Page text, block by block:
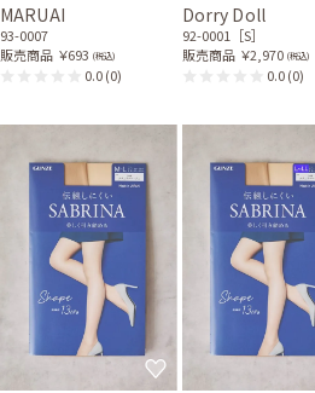
MARUAI
93-0007
販売商品 ￥693 (税込)
0.0(0)
Dorry Doll
92-0001［S］
販売商品 ￥2,970 (税込)
0.0(0)